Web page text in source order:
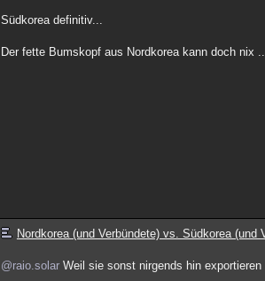
Südkorea definitiv...
Der fette Bumskopf aus Nordkorea kann doch nix
Nordkorea (und Verbündete) vs. Südkorea (und
@raio.solar Weil sie sonst nirgends hin exportieren